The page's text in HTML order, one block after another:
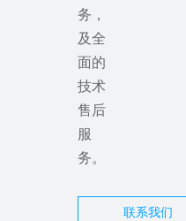
务，
及全
面的
技术
售后
服
务。
联系我们